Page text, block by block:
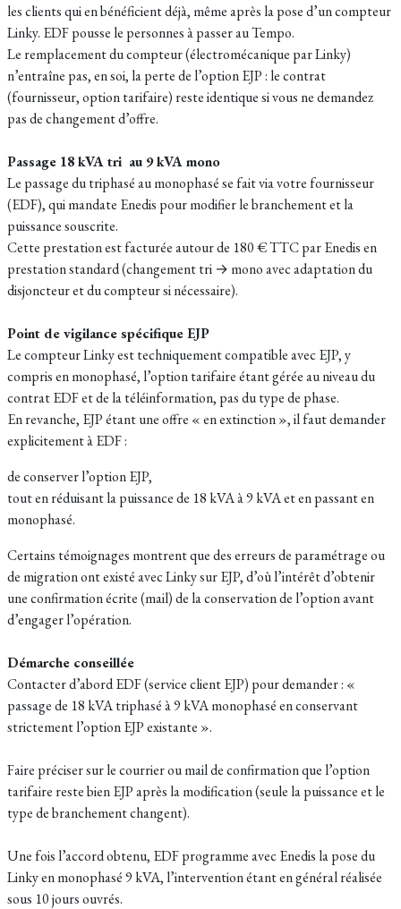
les clients qui en bénéficient déjà, même après la pose d’un compteur
Linky. EDF pousse le personnes à passer au Tempo.
Le remplacement du compteur (électromécanique par Linky)
n’entraîne pas, en soi, la perte de l’option EJP : le contrat
(fournisseur, option tarifaire) reste identique si vous ne demandez
pas de changement d’offre.
Passage 18 kVA tri au 9 kVA mono
Le passage du triphasé au monophasé se fait via votre fournisseur
(EDF), qui mandate Enedis pour modifier le branchement et la
puissance souscrite.​
Cette prestation est facturée autour de 180 € TTC par Enedis en
prestation standard (changement tri → mono avec adaptation du
disjoncteur et du compteur si nécessaire).​
Point de vigilance spécifique EJP
Le compteur Linky est techniquement compatible avec EJP, y
compris en monophasé, l’option tarifaire étant gérée au niveau du
contrat EDF et de la téléinformation, pas du type de phase.​
En revanche, EJP étant une offre « en extinction », il faut demander
explicitement à EDF :
de conserver l’option EJP,
tout en réduisant la puissance de 18 kVA à 9 kVA et en passant en
monophasé.
Certains témoignages montrent que des erreurs de paramétrage ou
de migration ont existé avec Linky sur EJP, d’où l’intérêt d’obtenir
une confirmation écrite (mail) de la conservation de l’option avant
d’engager l’opération.​
Démarche conseillée
Contacter d’abord EDF (service client EJP) pour demander : «
passage de 18 kVA triphasé à 9 kVA monophasé en conservant
strictement l’option EJP existante ».​
Faire préciser sur le courrier ou mail de confirmation que l’option
tarifaire reste bien EJP après la modification (seule la puissance et le
type de branchement changent).​
Une fois l’accord obtenu, EDF programme avec Enedis la pose du
Linky en monophasé 9 kVA, l’intervention étant en général réalisée
sous 10 jours ouvrés.​